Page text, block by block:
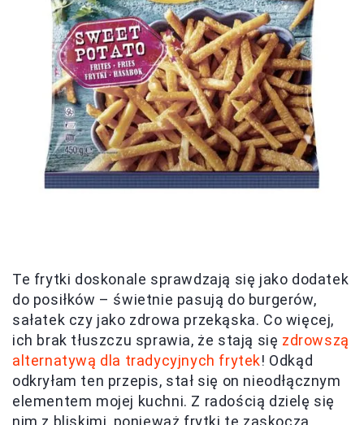
Te frytki doskonale sprawdzają się jako dodatek
do posiłków – świetnie pasują do burgerów,
sałatek czy jako zdrowa przekąska. Co więcej,
ich brak tłuszczu sprawia, że stają się zdrowszą
alternatywą dla tradycyjnych frytek! Odkąd
odkryłam ten przepis, stał się on nieodłącznym
elementem mojej kuchni. Z radością dzielę się
nim z bliskimi, ponieważ frytki te zaskoczą